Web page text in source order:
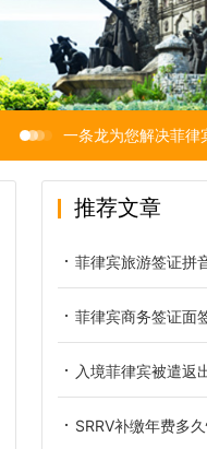
一条龙为您解决菲律
推荐文章
菲律宾旅游签证拼音重名遭
菲律宾商务签证面签材
入境菲律宾被遣返出境：
SRRV补缴年费多久恢复居